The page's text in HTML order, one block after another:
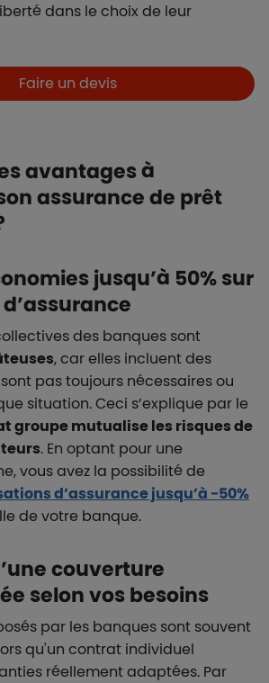
dans le choix de leur
Faire un devis
avantages à
assurance de prêt
jusqu’à 50% sur
des banques sont
, car elles incluent des
pas toujours nécessaires ou
situation. Ceci s’explique par le
groupe mutualise les risques de
. En optant pour une
vous avez la possibilité de
d’assurance jusqu’à -50%
de votre banque.
couverture
selon vos besoins
par les banques sont souvent
qu'un contrat individuel
réellement adaptées. Par